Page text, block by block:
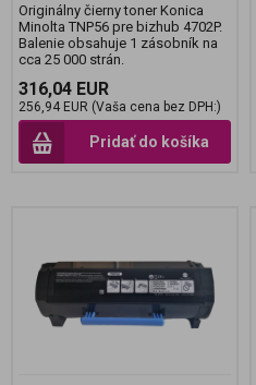
Originálny čierny toner Konica
Minolta TNP56 pre bizhub 4702P.
Balenie obsahuje 1 zásobník na
cca 25 000 strán.
316,04 EUR
256,94 EUR (Vaša cena bez DPH:)
Pridať do košíka